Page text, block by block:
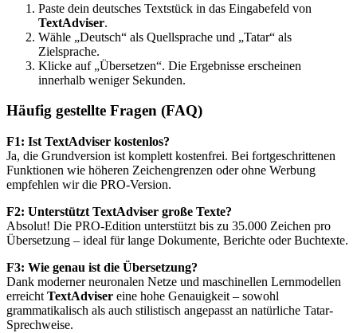
Paste dein deutsches Textstück in das Eingabefeld von
TextAdviser.
Wähle „Deutsch“ als Quellsprache und „Tatar“ als
Zielsprache.
Klicke auf „Übersetzen“. Die Ergebnisse erscheinen
innerhalb weniger Sekunden.
Häufig gestellte Fragen (FAQ)
F1: Ist TextAdviser kostenlos?
Ja, die Grundversion ist komplett kostenfrei. Bei fortgeschrittenen
Funktionen wie höheren Zeichengrenzen oder ohne Werbung
empfehlen wir die PRO-Version.
F2: Unterstützt TextAdviser große Texte?
Absolut! Die PRO-Edition unterstützt bis zu 35.000 Zeichen pro
Übersetzung – ideal für lange Dokumente, Berichte oder Buchtexte.
F3: Wie genau ist die Übersetzung?
Dank moderner neuronalen Netze und maschinellen Lernmodellen
erreicht TextAdviser eine hohe Genauigkeit – sowohl
grammatikalisch als auch stilistisch angepasst an natürliche Tatar-
Sprechweise.